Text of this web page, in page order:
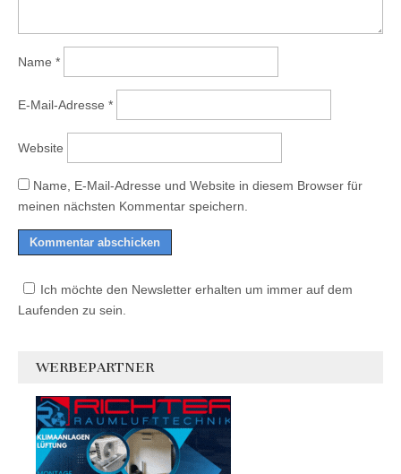
Name *
E-Mail-Adresse *
Website
Name, E-Mail-Adresse und Website in diesem Browser für
meinen nächsten Kommentar speichern.
Ich möchte den Newsletter erhalten um immer auf dem
Laufenden zu sein.
WERBEPARTNER